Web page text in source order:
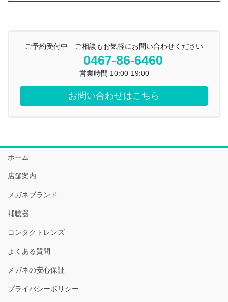
ご予約受付中 ご相談もお気軽にお問い合わせください
0467-86-6460
営業時間 10:00-19:00
お問い合わせはこちら
ホーム
店舗案内
メガネブランド
補聴器
コンタクトレンズ
よくある質問
メガネの安心保証
プライバシーポリシー